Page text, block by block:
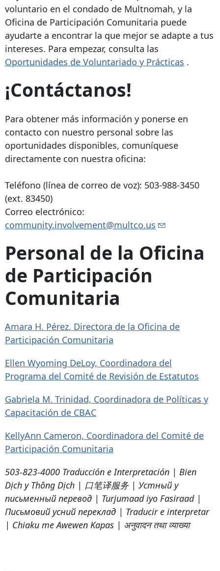
voluntario en el condado de Multnomah, y la
Oficina de Participación Comunitaria puede
ayudarte a encontrar la que mejor se adapte a tus
intereses. Para empezar, consulta las
Oportunidades de Voluntariado y Prácticas .
¡Contáctanos!
Para obtener más información y ponerse en
contacto con nuestro personal sobre las
oportunidades disponibles, comuníquese
directamente con nuestra oficina:
Teléfono (línea de correo de voz): 503-988-3450
(ext. 83450)
Correo electrónico:
community.involvement@multco.us
Personal de la Oficina
de Participación
Comunitaria
Amara H. Pérez, Directora de la Oficina de
Participación Comunitaria
Ellen Wyoming DeLoy, Coordinadora del
Programa del Comité de Revisión de Estatutos
Gabriela M. Trinidad, Coordinadora de Políticas y
Capacitación de CBAC
KellyAnn Cameron, Coordinadora del Comité de
Participación Comunitaria
503-823-4000 Traducción e Interpretación | Bien
Dịch y Thông Dịch | 口笔译服务 | Устный y
письменный перевод | Turjumaad iyo Fasiraad |
Письмовий усний переклад | Traducir e interpretar
| Chiaku me Awewen Kapas | अनुवादन तथा व्याख्या